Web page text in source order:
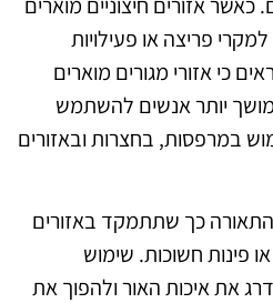
פריצה או פעילויות
כי אזורי מגורים מוארים
יותר אנשים להשתמש
במרפסות, בחצרות ובאזורים
התאורה כך שתתמקד באזורים
פינות חשוכות. שימוש
את איכות האור ולהפוך את